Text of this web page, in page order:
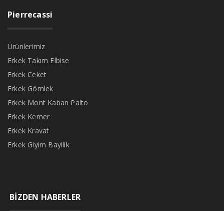
Pierrecassi
Ürünlerimiz
Erkek Takım Elbise
Erkek Ceket
Erkek Gömlek
Erkek Mont Kaban Palto
Erkek Kemer
Erkek Kravat
Erkek Giyim Bayilik
BİZDEN HABERLER